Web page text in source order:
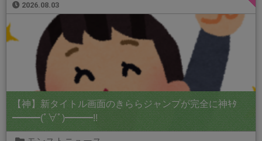
2026.08.03
【神】新タイトル画面のきららジャンプが完全に神ｷﾀ
━━━(ﾟ∀ﾟ)━━━!!